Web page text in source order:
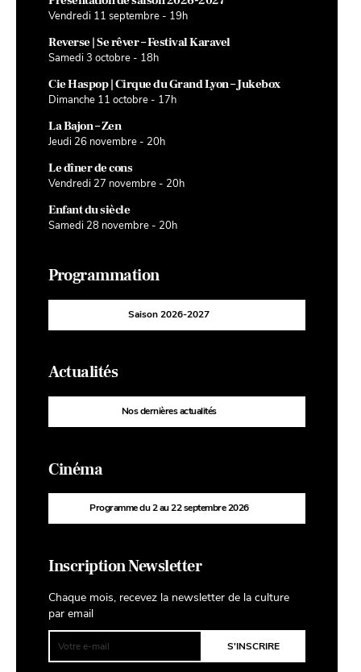
Vendredi 11 septembre - 19h
Reverse | Se rêver – Festival Karavel
Samedi 3 octobre - 18h
Cie Haspop | Cirque du Grand Lyon – Jukebox
Dimanche 11 octobre - 17h
La Bajon – Zen
Jeudi 26 novembre - 20h
Le dîner de cons
Vendredi 27 novembre - 20h
Enfant du siècle
Samedi 28 novembre - 20h
Programmation
Saison 2026-2027
Actualités
Nos dernières actualités
Cinéma
Programme du 2 au 22 septembre 2026
Inscription Newsletter
Chaque mois, recevez la newsletter de la culture
par email